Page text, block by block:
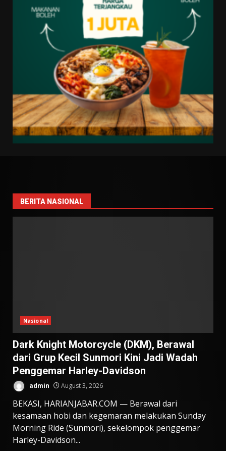
BERITA NASIONAL
Nasional
Dark Knight Motorcycle (DKM), Berawal
dari Grup Kecil Sunmori Kini Jadi Wadah
Penggemar Harley-Davidson
admin August 3, 2026
BEKASI, HARIANJABAR.COM — Berawal dari
kesamaan hobi dan kegemaran melakukan Sunday
Morning Ride (Sunmori), sekelompok penggemar
Harley-Davidson...